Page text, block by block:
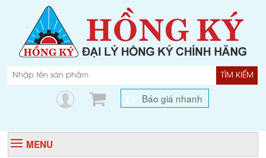
TÌM KIẾM
Báo giá nhanh
MENU